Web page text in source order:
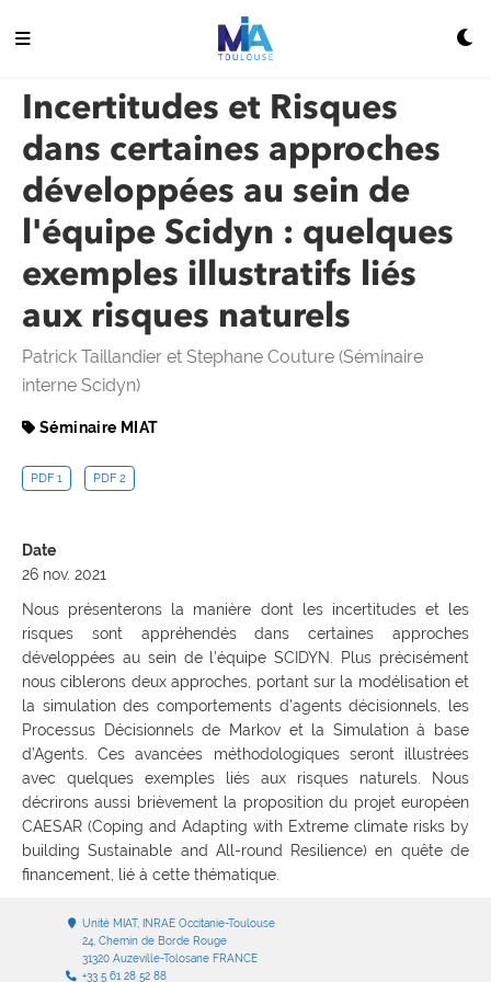
Incertitudes et Risques
dans certaines approches
développées au sein de
l'équipe Scidyn : quelques
exemples illustratifs liés
aux risques naturels
Patrick Taillandier et Stephane Couture (Séminaire
interne Scidyn)
Séminaire MIAT
PDF 1 PDF 2
Date
26 nov. 2021
Nous présenterons la manière dont les incertitudes et les
risques sont appréhendés dans certaines approches
développées au sein de l’équipe SCIDYN. Plus précisément
nous ciblerons deux approches, portant sur la modélisation et
la simulation des comportements d’agents décisionnels, les
Processus Décisionnels de Markov et la Simulation à base
d’Agents. Ces avancées méthodologiques seront illustrées
avec quelques exemples liés aux risques naturels. Nous
décrirons aussi brièvement la proposition du projet européen
CAESAR (Coping and Adapting with Extreme climate risks by
building Sustainable and All-round Resilience) en quête de
financement, lié à cette thématique.
Unité MIAT, INRAE Occitanie-Toulouse
24, Chemin de Borde Rouge
31320 Auzeville-Tolosane FRANCE
+33 5 61 28 52 88